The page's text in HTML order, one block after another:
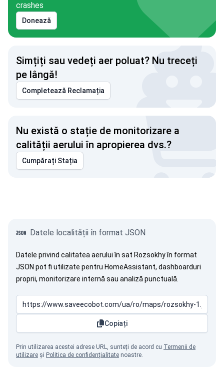
crashes
Donează
Simțiți sau vedeți aer poluat? Nu treceți
pe lângă!
Completează Reclamația
Nu există o stație de monitorizare a
calității aerului în apropierea dvs.?
Cumpărați Stația
Datele localității în format JSON
Datele privind calitatea aerului în sat Rozsokhy în format
JSON pot fi utilizate pentru HomeAssistant, dashboarduri
proprii, monitorizare internă sau analiză punctuală.
Copiați
Prin utilizarea acestei adrese URL, sunteți de acord cu Termenii de
utilizare și Politica de confidențialitate noastre.